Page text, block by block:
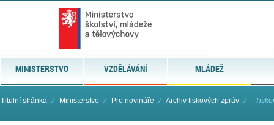
MINISTERSTVO VZDĚLÁVÁNÍ MLÁDEŽ
Titulní stránka ⁄ Ministerstvo ⁄ Pro novináře ⁄ Archiv tiskových zpráv ⁄